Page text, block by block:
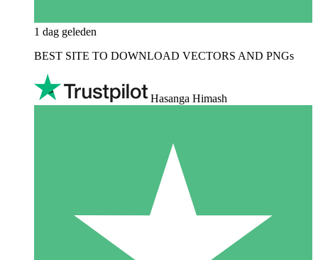
1 dag geleden
BEST SITE TO DOWNLOAD VECTORS AND PNGs
Hasanga Himash